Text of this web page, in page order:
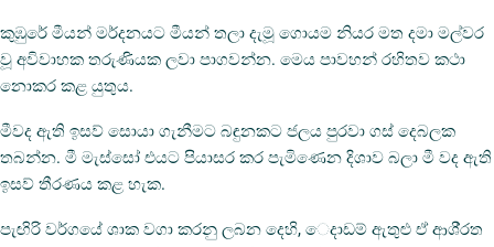
කුඹුරේ මීයන් මර්දනයට මීයන් තලා දැමූ ගොයම නියර මත දමා මල්වර
වූ අවිවාහක තරුණියක ලවා පාගවන්න. මෙය පාවහන් රහිතව කථා
නොකර කළ යුතුය.
මීවද ඇති ඉසව් සොයා ගැනීමට බඳුනකට ජලය පුරවා ගස් දෙබලක
තබන්න. මී මැස්සෝ එයට පියාසර කර පැමිණෙන දිශාව බලා මී වද ඇති
ඉසව් තීරණය කළ හැක.
පැඟිරි වර්ගයේ ශාක වගා කරනු ලබන දෙහි, ‍ෙදාඩම් ඇතුළු ඒ ආශි්‍රත